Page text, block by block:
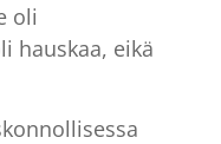
oli
hauskaa, eikä